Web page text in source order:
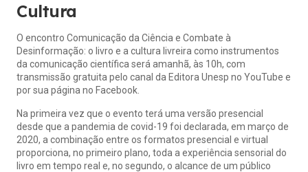
Cultura
O encontro Comunicação da Ciência e Combate à
Desinformação: o livro e a cultura livreira como instrumentos
da comunicação científica será amanhã, às 10h, com
transmissão gratuita pelo canal da Editora Unesp no YouTube e
por sua página no Facebook.
Na primeira vez que o evento terá uma versão presencial
desde que a pandemia de covid-19 foi declarada, em março de
2020, a combinação entre os formatos presencial e virtual
proporciona, no primeiro plano, toda a experiência sensorial do
livro em tempo real e, no segundo, o alcance de um público